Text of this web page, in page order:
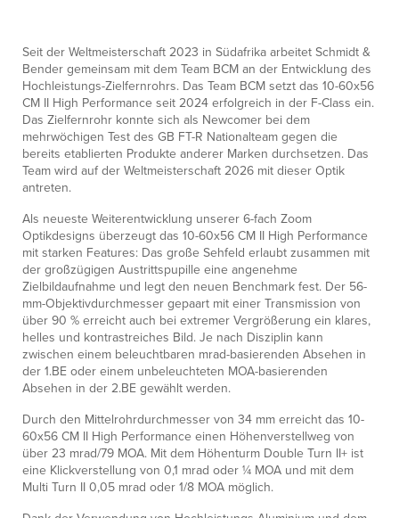
Seit der Weltmeisterschaft 2023 in Südafrika arbeitet Schmidt &
Bender gemeinsam mit dem Team BCM an der Entwicklung des
Hochleistungs-Zielfernrohrs. Das Team BCM setzt das 10-60x56
CM II High Performance seit 2024 erfolgreich in der F-Class ein.
Das Zielfernrohr konnte sich als Newcomer bei dem
mehrwöchigen Test des GB FT-R Nationalteam gegen die
bereits etablierten Produkte anderer Marken durchsetzen. Das
Team wird auf der Weltmeisterschaft 2026 mit dieser Optik
antreten.
Als neueste Weiterentwicklung unserer 6-fach Zoom
Optikdesigns überzeugt das 10-60x56 CM II High Performance
mit starken Features: Das große Sehfeld erlaubt zusammen mit
der großzügigen Austrittspupille eine angenehme
Zielbildaufnahme und legt den neuen Benchmark fest. Der 56-
mm-Objektivdurchmesser gepaart mit einer Transmission von
über 90 % erreicht auch bei extremer Vergrößerung ein klares,
helles und kontrastreiches Bild. Je nach Disziplin kann
zwischen einem beleuchtbaren mrad-basierenden Absehen in
der 1.BE oder einem unbeleuchteten MOA-basierenden
Absehen in der 2.BE gewählt werden.
Durch den Mittelrohrdurchmesser von 34 mm erreicht das 10-
60x56 CM II High Performance einen Höhenverstellweg von
über 23 mrad/79 MOA. Mit dem Höhenturm Double Turn II+ ist
eine Klickverstellung von 0,1 mrad oder ¼ MOA und mit dem
Multi Turn II 0,05 mrad oder 1/8 MOA möglich.